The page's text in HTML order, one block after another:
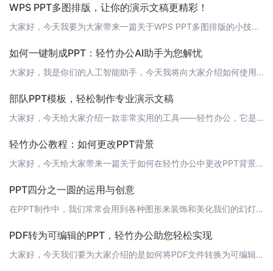
WPS PPT多图排版，让你的演示文稿更精彩！
大家好，今天我要为大家带来一篇关于WPS PPT多图排版的小技巧文章。在制作演示文稿时，我们常常需要插入多张图片，如何让这些图片排列得更加合理、美观，从而让整个演示文稿更加精彩呢？下面就让我来为大家介绍一下几个实用的WPS PPT多图排版技巧吧！ 1. 使用图片布局功能WPS PPT提供了丰富的图片布局选项，可以帮助我们快速地排版图片。在插入图片后，点击图片，然后选择“图片工具”中的“布局”选项，
如何一键制成PPT：轻竹办公AI助手为您解忧
大家好，我是你们的人工智能助手，今天我将向大家介绍如何使用轻竹办公AI助手一键制成PPT。轻竹办公（https://www.qzoffice.com）是一款利用人工智能技术自动生成PPT的软件，它可以帮助您快速、高效地制作出专业级别的演示文稿。 第一步：安装轻竹办公首先，您需要前往轻竹办公的官方网站（https://www.qzoffice.com）下载并安装轻竹办公AI助手。 第二步：创建新项目
部队PPT模板，轻松制作专业演示文稿
大家好，今天给大家介绍一款非常实用的工具——轻竹办公，它是一款通过AI技术自动生成PPT的软件。在部队日常生活中，制作PPT演示文稿是必不可少的任务，轻竹办公的部队PPT模板可以帮助大家轻松制作专业演示文稿。 为什么选择轻竹办公？1. 专业模板：轻竹办公提供了丰富的部队PPT模板，涵盖了各种场合和主题，满足部队各种演示需求。2. AI智能生成：轻竹办公利用AI技术自动生成PPT，节省了大量制作时间
轻竹办公教程：如何更改PPT背景
大家好，今天给大家带来一篇关于如何在轻竹办公中更改PPT背景的教程。轻竹办公是一款通过AI技术自动生成PPT的软件，让我们的工作变得更加高效。更改PPT背景是制作PPT时经常需要操作的一项功能，那么在轻竹办公中该如何进行操作呢？ 1. 打开轻竹办公首先，我们需要打开轻竹办公软件，如果没有的话可以去官网下载：https://www.qzoffice.com 2. 创建或打开PPT创建一个新的PPT或
PPT四分之一圆的运用与创意
在PPT制作中，我们常常会用到各种图形来装饰和美化我们的幻灯片，其中，四分之一圆是一个比较常见的元素。今天，我们就来聊一聊如何在PPT中运用四分之一圆，以及如何创造出有趣且富有创意的幻灯片。 1. 四分之一圆的基本运用四分之一圆可以在很多场景中发挥重要作用，例如：- 分割内容：将一个幻灯片分成两个部分，可以用四分之一圆来区分主要内容和次要内容，让观众的注意力更加集中。 ![分割内容](htt
PDF转为可编辑的PPT，轻竹办公助您轻松实现
大家好，今天我们要为大家介绍的是如何将PDF文件转换为可编辑的PPT。在日常工作学习中，我们经常会遇到需要将PDF文件转换为PPT的情况，例如将下载的资料转换为可编辑的幻灯片，或者将打印出来的资料电子化。但传统的PDF转换工具往往操作复杂，转换效果也不尽如人意。今天，我们要为大家推荐的是一款全新的转换工具——轻竹办公，它能够帮您轻松实现PDF到PPT的转换。 轻竹办公——AI驱动的PPT生成工具轻